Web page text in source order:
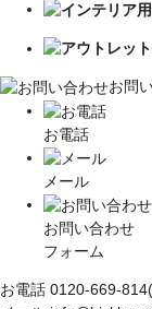
お問
お電話
メール
お問い合わせ
フォーム
お電話 0120-669-814